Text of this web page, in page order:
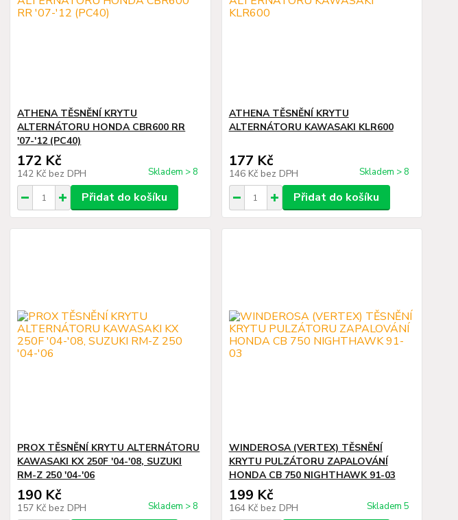
ATHENA TĚSNĚNÍ KRYTU
ALTERNÁTORU HONDA CBR600 RR
'07-'12 (PC40)
172 Kč
142 Kč bez DPH Skladem > 8
Přidat do košíku
ATHENA TĚSNĚNÍ KRYTU
ALTERNÁTORU KAWASAKI KLR600
177 Kč
146 Kč bez DPH Skladem > 8
Přidat do košíku
PROX TĚSNĚNÍ KRYTU ALTERNÁTORU
KAWASAKI KX 250F '04-'08, SUZUKI
RM-Z 250 '04-'06
190 Kč
157 Kč bez DPH Skladem > 8
WINDEROSA (VERTEX) TĚSNĚNÍ
KRYTU PULZÁTORU ZAPALOVÁNÍ
HONDA CB 750 NIGHTHAWK 91-03
199 Kč
164 Kč bez DPH Skladem 5